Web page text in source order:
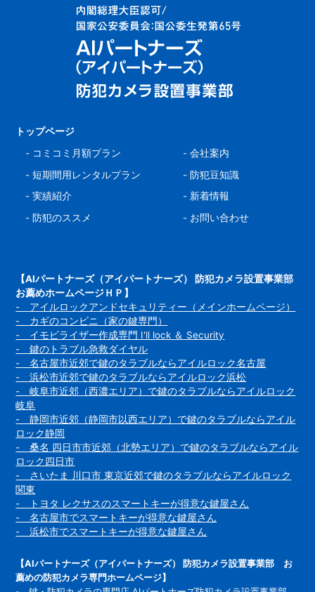
トップページ
- コミコミ月額プラン
-短期間用レンタルプラン
-実績紹介
- 防犯のススメ
-会社案内
- 防犯豆知識
- 新着情報
- お問い合わせ
【AIパートナーズ（アイパートナーズ） 防犯カメラ設置事業部
お薦めホームページＨＰ】
- アイルロックアンドセキュリティー（メインホームページ）
- カギのコンビニ（家の鍵専門）
- イモビライザー作成専門 I'll lock ＆ Security
- 鍵のトラブル急救ダイヤル
- 名古屋市近郊で鍵のタラブルならアイルロック名古屋
- 浜松市近郊で鍵のタラブルならアイルロック浜松
- 岐阜市近郊（西濃エリア）で鍵のタラブルならアイルロック
岐阜
- 静岡市近郊（静岡市以西エリア）で鍵のタラブルならアイル
ロック静岡
- 桑名 四日市市近郊（北勢エリア）で鍵のタラブルならアイル
ロック四日市
- さいたま 川口市 東京近郊で鍵のタラブルならアイルロック
関東
- トヨタ レクサスのスマートキーが得意な鍵屋さん
- 名古屋市でスマートキーが得意な鍵屋さん
- 浜松市でスマートキーが得意な鍵屋さん
【AIパートナーズ（アイパートナーズ） 防犯カメラ設置事業部 お
薦めの防犯カメラ専門ホームページ】